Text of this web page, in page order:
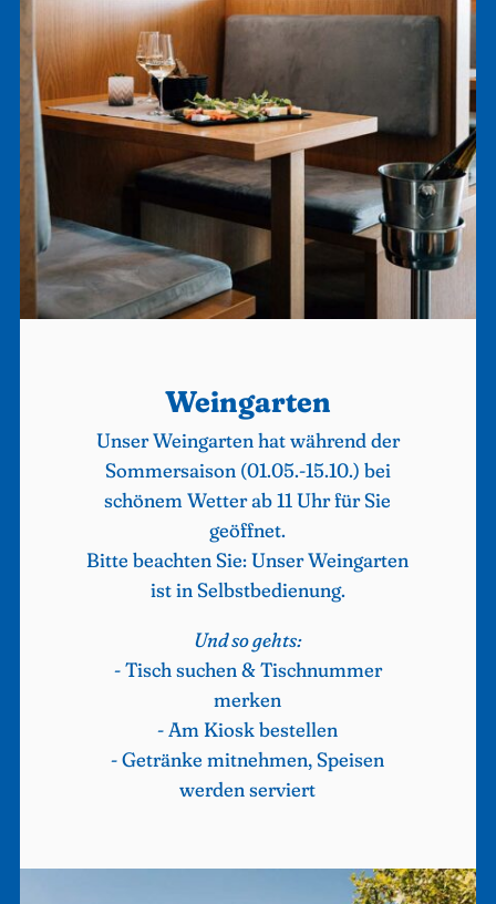
Weingarten
Unser Weingarten hat während der
Sommersaison (01.05.-15.10.) bei
schönem Wetter ab 11 Uhr für Sie
geöffnet.
Bitte beachten Sie: Unser Weingarten
ist in Selbstbedienung.
Und so gehts:
- Tisch suchen & Tischnummer
merken
- Am Kiosk bestellen
- Getränke mitnehmen, Speisen
werden serviert